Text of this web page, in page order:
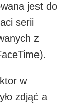
jest do
serii
z
w
zdjąć a